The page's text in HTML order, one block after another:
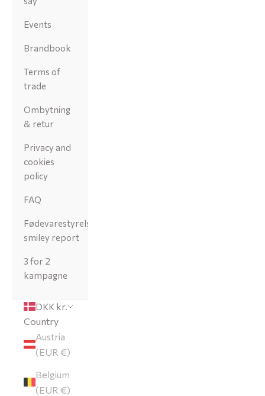
Events
Brandbook
Terms of
trade
Ombytning
& retur
Privacy and
cookies
policy
FAQ
Fødevarestyrelsens
smiley report
3 for 2
kampagne
DKK kr.
Country
Austria
(EUR €)
Belgium
(EUR €)